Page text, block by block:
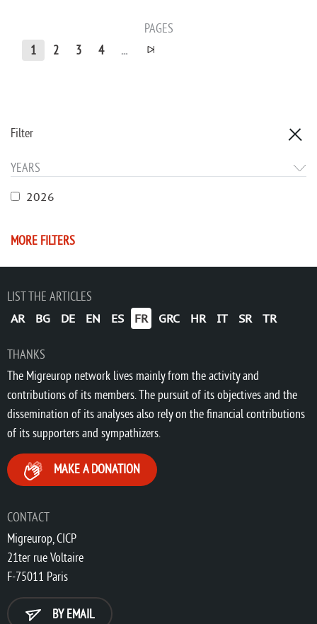
Filter
YEARS
2026
MORE FILTERS
PAGES
1
2 3 4 ...
LIST THE ARTICLES
AR BG DE EN ES FR GRC HR IT SR TR
CONTACT
Migreurop, CICP
21ter rue Voltaire
F-75011 Paris
BY EMAIL
THANKS
The Migreurop network lives mainly from the activity and
contributions of its members. The pursuit of its objectives and the
dissemination of its analyses also rely on the financial contributions
of its supporters and sympathizers.
MAKE A DONATION